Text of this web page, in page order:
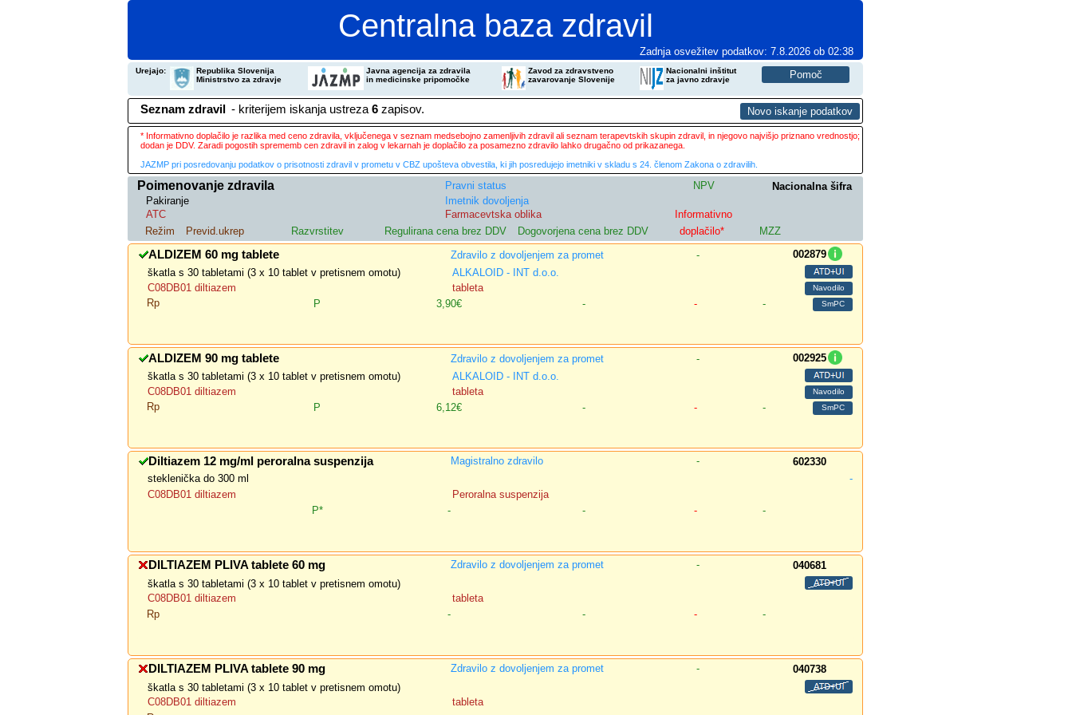
Centralna baza zdravil
Zadnja osvežitev podatkov: 7.8.2026 ob 02:38
Urejajo:
Republika Slovenija
Ministrstvo za zdravje
Javna agencija za zdravila
in medicinske pripomočke
Zavod za zdravstveno
zavarovanje Slovenije
Nacionalni inštitut
za javno zdravje
Seznam zdravil - kriterijem iskanja ustreza 6 zapisov.
* Informativno doplačilo je razlika med ceno zdravila, vključenega v seznam medsebojno zamenljivih zdravil ali seznam terapevtskih skupin zdravil, in njegovo najvišjo priznano vrednostjo;
dodan je DDV. Zaradi pogostih sprememb cen zdravil in zalog v lekarnah je doplačilo za posamezno zdravilo lahko drugačno od prikazanega.
JAZMP pri posredovanju podatkov o prisotnosti zdravil v prometu v CBZ upošteva obvestila, ki jih posredujejo imetniki v skladu s 24. členom Zakona o zdravilih.
Poimenovanje zdravila Pravni status NPV
Nacionalna šifra
Pakiranje
Imetnik dovoljenja
ATC
Farmacevtska oblika
Informativno
Režim
Previd.ukrep Razvrstitev Regulirana cena brez DDV Dogovorjena cena brez DDV doplačilo* MZZ
ALDIZEM 60 mg tablete Zdravilo z dovoljenjem za promet -
002879
škatla s 30 tabletami (3 x 10 tablet v pretisnem omotu)
ALKALOID - INT d.o.o.
C08DB01 diltiazem
tableta
Rp
P 3,90€ - - -
ALDIZEM 90 mg tablete Zdravilo z dovoljenjem za promet -
002925
škatla s 30 tabletami (3 x 10 tablet v pretisnem omotu)
ALKALOID - INT d.o.o.
C08DB01 diltiazem
tableta
Rp
P 6,12€ - - -
Diltiazem 12 mg/ml peroralna suspenzija Magistralno zdravilo -
602330
steklenička do 300 ml
-
C08DB01 diltiazem
Peroralna suspenzija
P*
- - - -
DILTIAZEM PLIVA tablete 60 mg Zdravilo z dovoljenjem za promet -
040681
škatla s 30 tabletami (3 x 10 tablet v pretisnem omotu)
C08DB01 diltiazem
tableta
Rp
- - - -
DILTIAZEM PLIVA tablete 90 mg Zdravilo z dovoljenjem za promet -
040738
škatla s 30 tabletami (3 x 10 tablet v pretisnem omotu)
C08DB01 diltiazem
tableta